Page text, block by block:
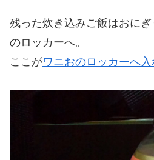
残った炊き込みご飯はおに
のロッカーへ。
ここがワニおのロッカーへ